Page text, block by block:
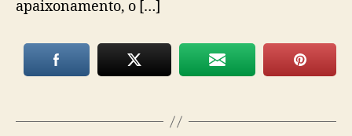
apaixonamento, o […]